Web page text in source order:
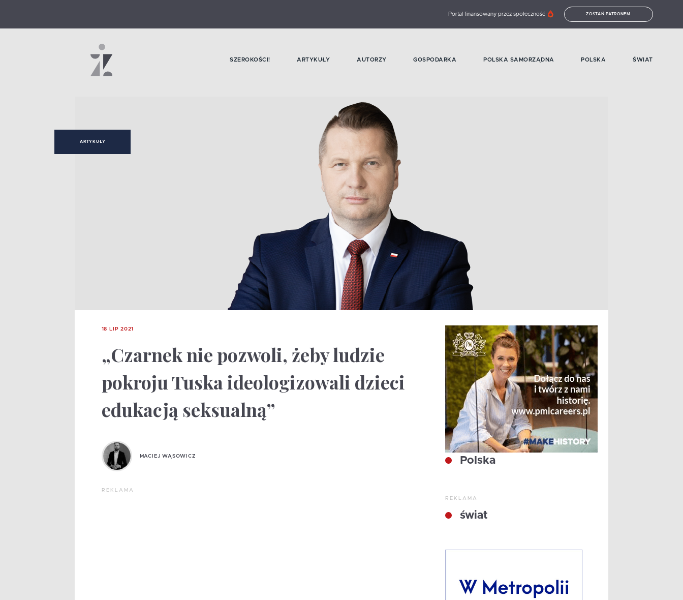
Portal finansowany przez społeczność ZOSTAŃ PATRONEM
SZEROKOŚCI! ARTYKUŁY AUTORZY GOSPODARKA POLSKA SAMORZĄDNA POLSKA ŚWIAT
ARTYKUŁY
18 LIP 2021
„Czarnek nie pozwoli, żeby ludzie
pokroju Tuska ideologizowali dzieci
edukacją seksualną”
MACIEJ WĄSOWICZ
REKLAMA
Polska
REKLAMA
świat